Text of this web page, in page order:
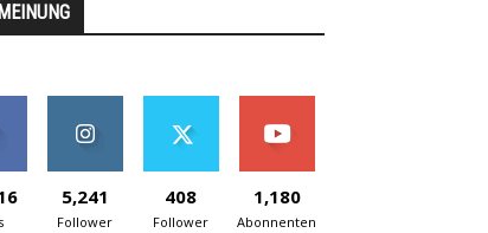
5,241
Follower
408
Follower
1,180
Abonnenten